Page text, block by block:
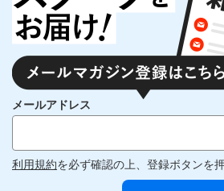
メールアドレス
利用規約を必ず確認の上、登録ボタンを